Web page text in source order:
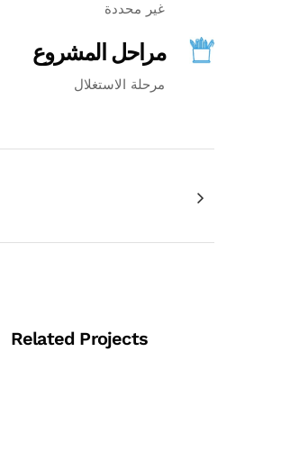
غير محددة
مراحل المشروع
مرحلة الاستغلال
Related Projects